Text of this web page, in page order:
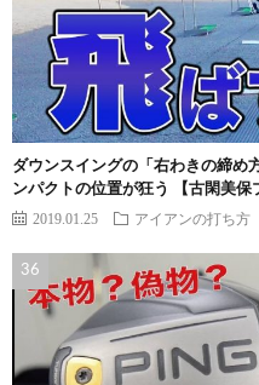
ダウンスイングの「右わきの締め
ンパクトの位置が狂う 【古閑美保
2019.01.25 アイアンの打ち方